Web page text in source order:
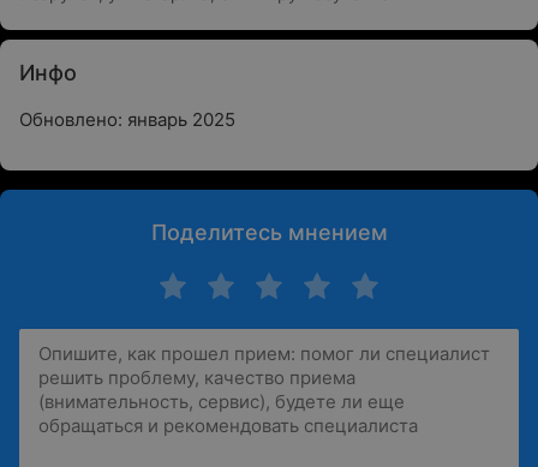
Инфо
Обновлено: январь 2025
Поделитесь мнением